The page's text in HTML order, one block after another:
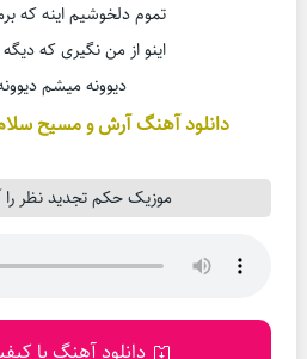
تموم دلخوشیم اینه که
اینو از من نگیری که
دیوونه میشم
دانلود آهنگ آرش و مسیح
موزیک حکم تجدید نظر را
دانلود آهنگ با